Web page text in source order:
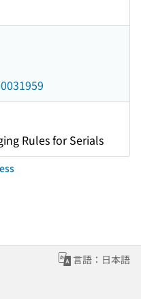
Rules for Serials
言語：日本語